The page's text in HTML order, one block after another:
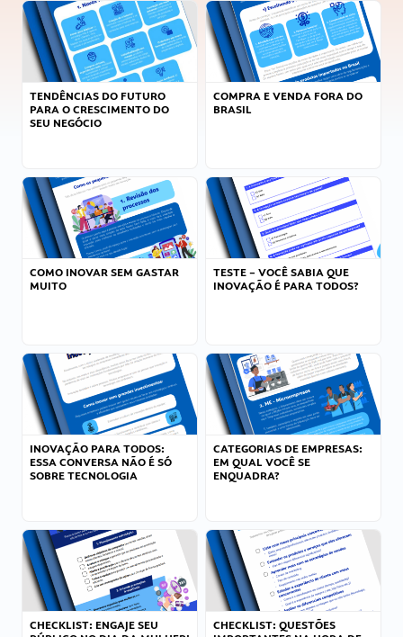
TENDÊNCIAS DO FUTURO
PARA O CRESCIMENTO DO
SEU NEGÓCIO
COMPRA E VENDA FORA DO
BRASIL
COMO INOVAR SEM GASTAR
MUITO
TESTE – VOCÊ SABIA QUE
INOVAÇÃO É PARA TODOS?
INOVAÇÃO PARA TODOS:
ESSA CONVERSA NÃO É SÓ
SOBRE TECNOLOGIA
CATEGORIAS DE EMPRESAS:
EM QUAL VOCÊ SE
ENQUADRA?
CHECKLIST: ENGAJE SEU
CHECKLIST: QUESTÕES